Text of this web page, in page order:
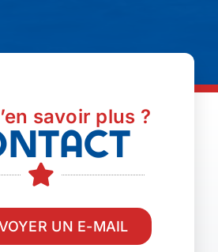
savoir plus ?
UN E-MAIL